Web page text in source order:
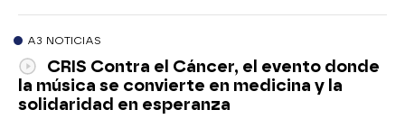
A3 NOTICIAS
CRIS Contra el Cáncer, el evento donde
la música se convierte en medicina y la
solidaridad en esperanza